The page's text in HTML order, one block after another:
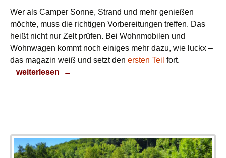
Wer als Camper Sonne, Strand und mehr genießen
möchte, muss die richtigen Vorbereitungen treffen. Das
heißt nicht nur Zelt prüfen. Bei Wohnmobilen und
Wohnwagen kommt noch einiges mehr dazu, wie luckx –
das magazin weiß und setzt den ersten Teil fort.
Bei Sonne satt macht Camping Spaß
weiterlesen →